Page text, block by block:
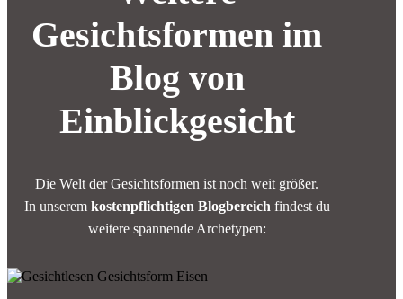
Gesichtsformen im
Blog von
Einblickgesicht
Die Welt der Gesichtsformen ist noch weit größer.
In unserem kostenpflichtigen Blogbereich findest du
weitere spannende Archetypen: